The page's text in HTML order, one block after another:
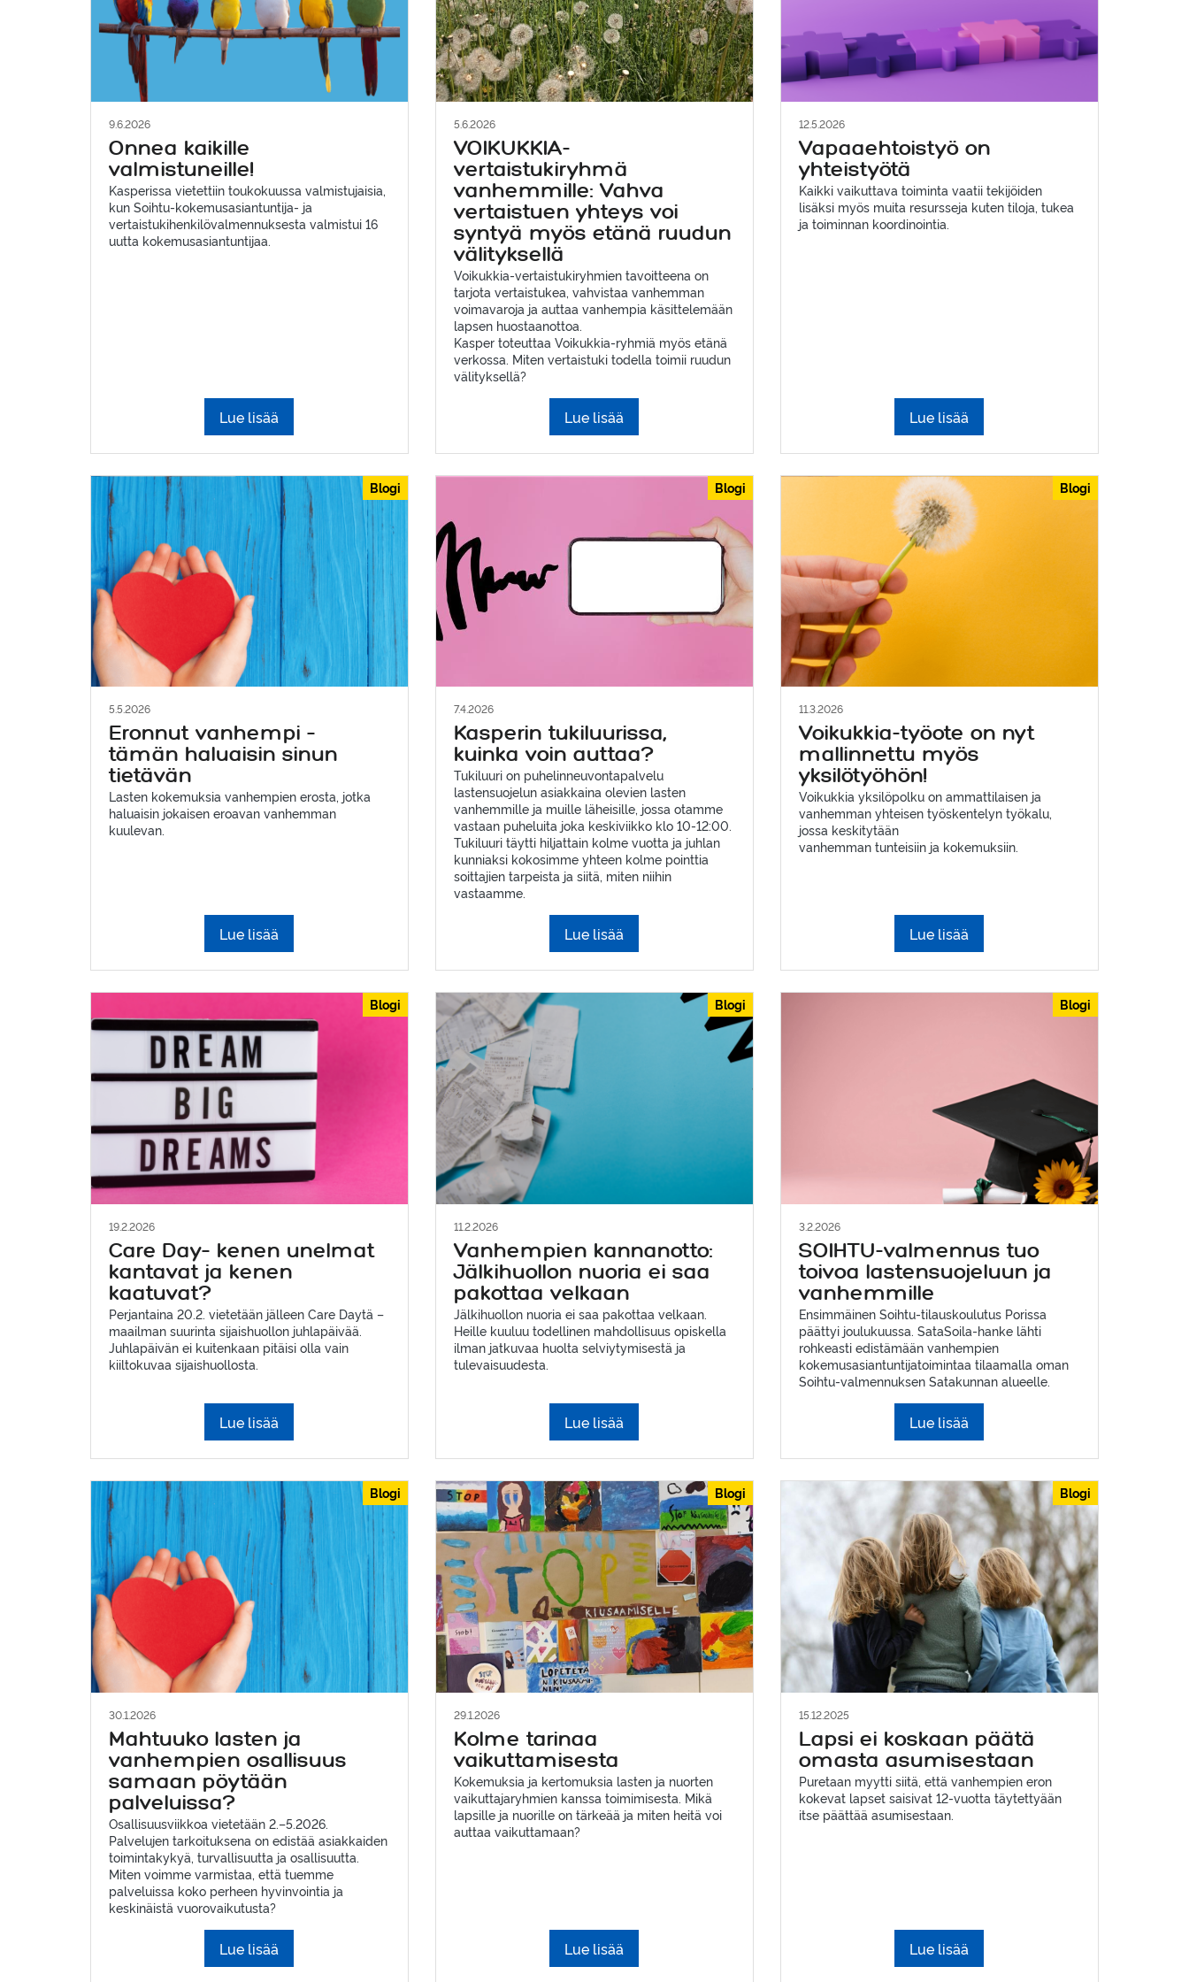
9.6.2026
Onnea kaikille
valmistuneille!
Kasperissa vietettiin toukokuussa valmistujaisia,
kun Soihtu-kokemusasiantuntija- ja
vertaistukihenkilövalmennuksesta valmistui 16
uutta kokemusasiantuntijaa.
Lue lisää
5.6.2026
VOIKUKKIA-
vertaistukiryhmä
vanhemmille: Vahva
vertaistuen yhteys voi
syntyä myös etänä ruudun
välityksellä
Voikukkia-vertaistukiryhmien tavoitteena on
tarjota vertaistukea, vahvistaa vanhemman
voimavaroja ja auttaa vanhempia käsittelemään
lapsen huostaanottoa.
Kasper toteuttaa Voikukkia-ryhmiä myös etänä
verkossa. Miten vertaistuki todella toimii ruudun
välityksellä?
Lue lisää
12.5.2026
Vapaaehtoistyö on
yhteistyötä
Kaikki vaikuttava toiminta vaatii tekijöiden
lisäksi myös muita resursseja kuten tiloja, tukea
ja toiminnan koordinointia.
Lue lisää
Blogi
5.5.2026
Eronnut vanhempi –
tämän haluaisin sinun
tietävän
Lasten kokemuksia vanhempien erosta, jotka
haluaisin jokaisen eroavan vanhemman
kuulevan.
Lue lisää
Blogi
7.4.2026
Kasperin tukiluurissa,
kuinka voin auttaa?
Tukiluuri on puhelinneuvontapalvelu
lastensuojelun asiakkaina olevien lasten
vanhemmille ja muille läheisille, jossa otamme
vastaan puheluita joka keskiviikko klo 10-12:00.
Tukiluuri täytti hiljattain kolme vuotta ja juhlan
kunniaksi kokosimme yhteen kolme pointtia
soittajien tarpeista ja siitä, miten niihin
vastaamme.
Lue lisää
Blogi
11.3.2026
Voikukkia-työote on nyt
mallinnettu myös
yksilötyöhön!
Voikukkia yksilöpolku on ammattilaisen ja
vanhemman yhteisen työskentelyn työkalu,
jossa keskitytään
vanhemman tunteisiin ja kokemuksiin.
Lue lisää
Blogi
19.2.2026
Care Day– kenen unelmat
kantavat ja kenen
kaatuvat?
Perjantaina 20.2. vietetään jälleen Care Daytä –
maailman suurinta sijaishuollon juhlapäivää.
Juhlapäivän ei kuitenkaan pitäisi olla vain
kiiltokuvaa sijaishuollosta.
Lue lisää
Blogi
11.2.2026
Vanhempien kannanotto:
Jälkihuollon nuoria ei saa
pakottaa velkaan
Jälkihuollon nuoria ei saa pakottaa velkaan.
Heille kuuluu todellinen mahdollisuus opiskella
ilman jatkuvaa huolta selviytymisestä ja
tulevaisuudesta.
Lue lisää
Blogi
3.2.2026
SOIHTU-valmennus tuo
toivoa lastensuojeluun ja
vanhemmille
Ensimmäinen Soihtu-tilauskoulutus Porissa
päättyi joulukuussa. SataSoila-hanke lähti
rohkeasti edistämään vanhempien
kokemusasiantuntijatoimintaa tilaamalla oman
Soihtu-valmennuksen Satakunnan alueelle.
Lue lisää
Blogi
30.1.2026
Mahtuuko lasten ja
vanhempien osallisuus
samaan pöytään
palveluissa?
Osallisuusviikkoa vietetään 2.–5.2026.
Palvelujen tarkoituksena on edistää asiakkaiden
toimintakykyä, turvallisuutta ja osallisuutta.
Miten voimme varmistaa, että tuemme
palveluissa koko perheen hyvinvointia ja
keskinäistä vuorovaikutusta?
Lue lisää
Blogi
29.1.2026
Kolme tarinaa
vaikuttamisesta
Kokemuksia ja kertomuksia lasten ja nuorten
vaikuttajaryhmien kanssa toimimisesta. Mikä
lapsille ja nuorille on tärkeää ja miten heitä voi
auttaa vaikuttamaan?
Lue lisää
Blogi
15.12.2025
Lapsi ei koskaan päätä
omasta asumisestaan
Puretaan myytti siitä, että vanhempien eron
kokevat lapset saisivat 12-vuotta täytettyään
itse päättää asumisestaan.
Lue lisää